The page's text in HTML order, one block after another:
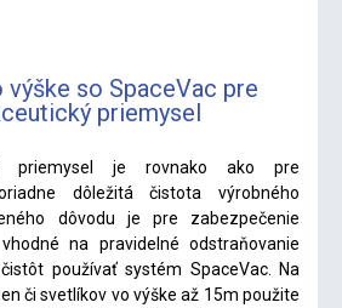
výške so SpaceVac pre
priemysel
priemysel je rovnako ako pre
dôležitá čistota výrobného
dôvodu je pre zabezpečenie
na pravidelné odstraňovanie
používať systém SpaceVac. Na
či svetlíkov vo výške až 15m použite